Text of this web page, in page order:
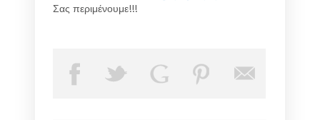
Σας περιμένουμε!!!